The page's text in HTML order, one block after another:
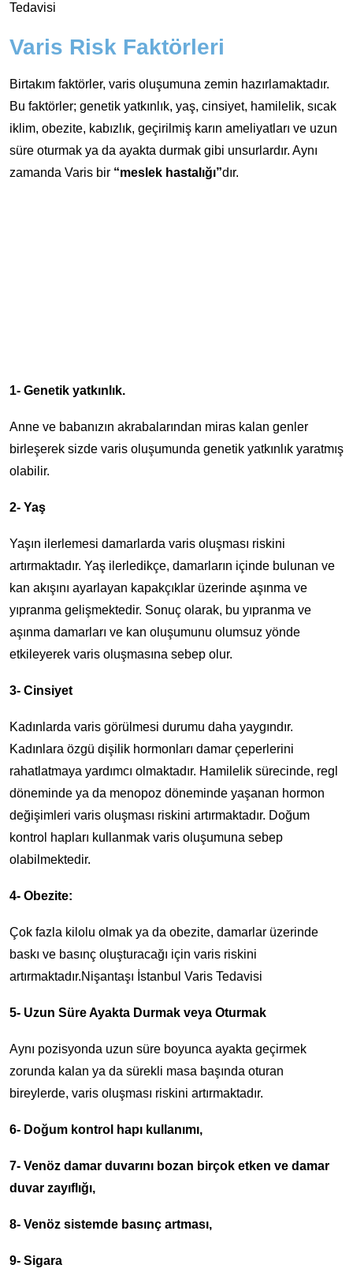
Tedavisi
Varis Risk Faktörleri
Birtakım faktörler, varis oluşumuna zemin hazırlamaktadır.
Bu faktörler; genetik yatkınlık, yaş, cinsiyet, hamilelik, sıcak
iklim, obezite, kabızlık, geçirilmiş karın ameliyatları ve uzun
süre oturmak ya da ayakta durmak gibi unsurlardır. Aynı
zamanda Varis bir “meslek hastalığı”dır.
1- Genetik yatkınlık.
Anne ve babanızın akrabalarından miras kalan genler
birleşerek sizde varis oluşumunda genetik yatkınlık yaratmış
olabilir.
2- Yaş
Yaşın ilerlemesi damarlarda varis oluşması riskini
artırmaktadır. Yaş ilerledikçe, damarların içinde bulunan ve
kan akışını ayarlayan kapakçıklar üzerinde aşınma ve
yıpranma gelişmektedir. Sonuç olarak, bu yıpranma ve
aşınma damarları ve kan oluşumunu olumsuz yönde
etkileyerek varis oluşmasına sebep olur.
3- Cinsiyet
Kadınlarda varis görülmesi durumu daha yaygındır.
Kadınlara özgü dişilik hormonları damar çeperlerini
rahatlatmaya yardımcı olmaktadır. Hamilelik sürecinde, regl
döneminde ya da menopoz döneminde yaşanan hormon
değişimleri varis oluşması riskini artırmaktadır. Doğum
kontrol hapları kullanmak varis oluşumuna sebep
olabilmektedir.
4- Obezite:
Çok fazla kilolu olmak ya da obezite, damarlar üzerinde
baskı ve basınç oluşturacağı için varis riskini
artırmaktadır.Nişantaşı İstanbul Varis Tedavisi
5- Uzun Süre Ayakta Durmak veya Oturmak
Aynı pozisyonda uzun süre boyunca ayakta geçirmek
zorunda kalan ya da sürekli masa başında oturan
bireylerde, varis oluşması riskini artırmaktadır.
6- Doğum kontrol hapı kullanımı,
7- Venöz damar duvarını bozan birçok etken ve damar
duvar zayıflığı,
8- Venöz sistemde basınç artması,
9- Sigara